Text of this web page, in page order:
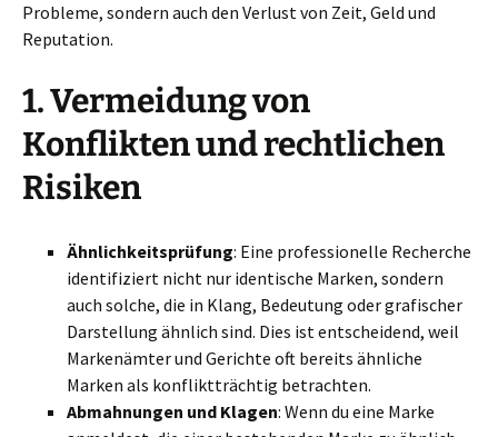
Probleme, sondern auch den Verlust von Zeit, Geld und
Reputation.
1.Vermeidung von
Konflikten und rechtlichen
Risiken
Ähnlichkeitsprüfung: Eine professionelle Recherche
identifiziert nicht nur identische Marken, sondern
auch solche, die in Klang, Bedeutung oder grafischer
Darstellung ähnlich sind. Dies ist entscheidend, weil
Markenämter und Gerichte oft bereits ähnliche
Marken als konfliktträchtig betrachten.
Abmahnungen und Klagen: Wenn du eine Marke